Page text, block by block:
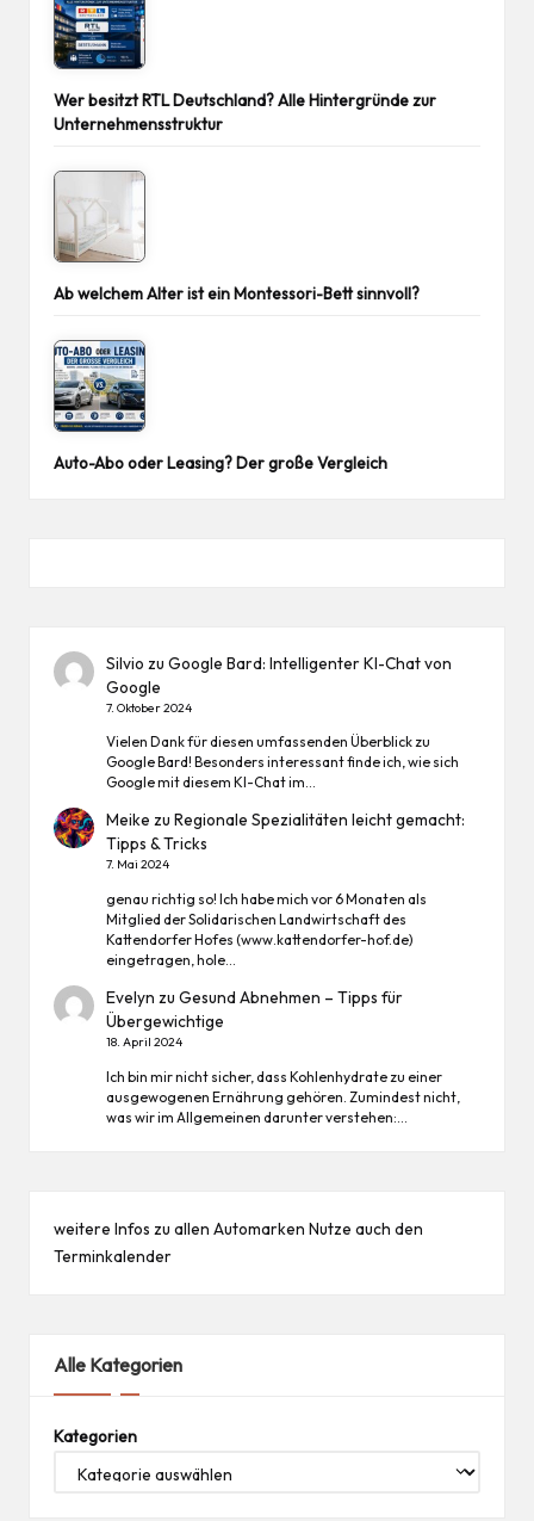
Wer besitzt RTL Deutschland? Alle Hintergründe zur
Unternehmensstruktur
Ab welchem Alter ist ein Montessori-Bett sinnvoll?
Auto-Abo oder Leasing? Der große Vergleich
Silvio zuGoogle Bard: Intelligenter KI-Chat von
Google
7. Oktober 2024
Vielen Dank für diesen umfassenden Überblick zu
Google Bard! Besonders interessant finde ich, wie sich
Google mit diesem KI-Chat im…
Meike zuRegionale Spezialitäten leicht gemacht:
Tipps & Tricks
7. Mai 2024
genau richtig so! Ich habe mich vor 6 Monaten als
Mitglied der Solidarischen Landwirtschaft des
Kattendorfer Hofes (www.kattendorfer-hof.de)
eingetragen, hole…
Evelyn zuGesund Abnehmen – Tipps für
Übergewichtige
18. April 2024
Ich bin mir nicht sicher, dass Kohlenhydrate zu einer
ausgewogenen Ernährung gehören. Zumindest nicht,
was wir im Allgemeinen darunter verstehen:…
weitere Infos zu allen Automarken Nutze auch den
Terminkalender
Alle Kategorien
Kategorien